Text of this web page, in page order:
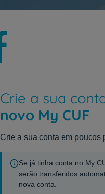
Crie a sua
novo My CUF
Crie a sua conta em poucos
Se já tinha conta no My
serão transferidos
nova conta.